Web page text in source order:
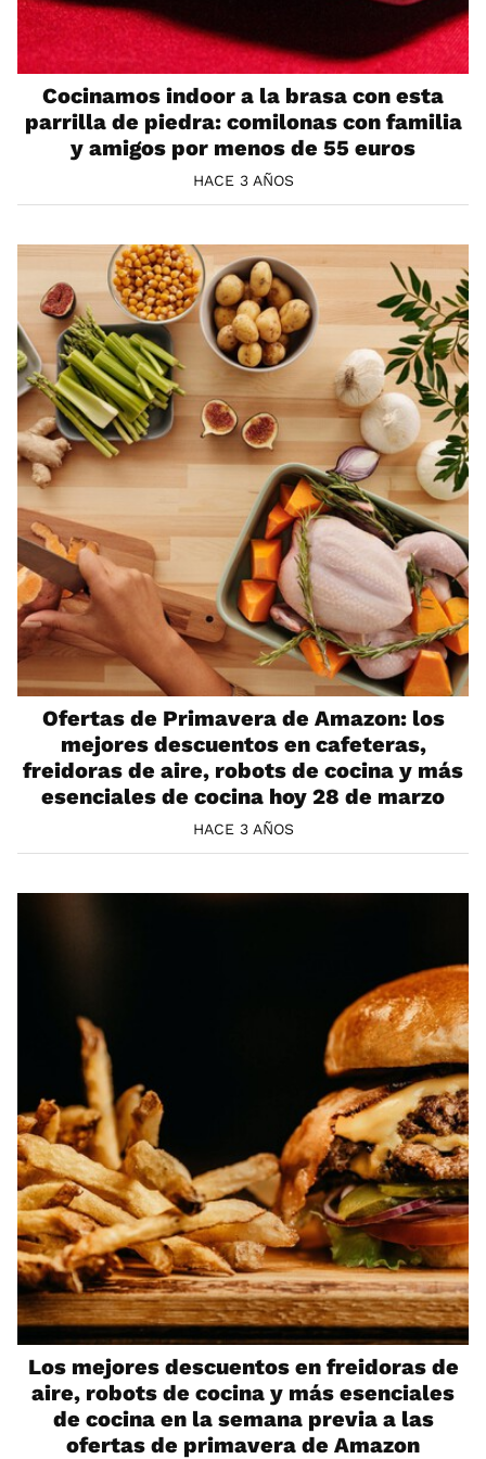
Cocinamos indoor a la brasa con esta
parrilla de piedra: comilonas con familia
y amigos por menos de 55 euros
HACE 3 AÑOS
Ofertas de Primavera de Amazon: los
mejores descuentos en cafeteras,
freidoras de aire, robots de cocina y más
esenciales de cocina hoy 28 de marzo
HACE 3 AÑOS
Los mejores descuentos en freidoras de
aire, robots de cocina y más esenciales
de cocina en la semana previa a las
ofertas de primavera de Amazon